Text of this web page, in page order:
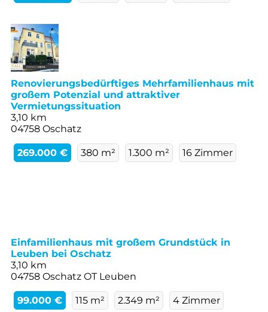
Renovierungsbedürftiges Mehrfamilienhaus mit
großem Potenzial und attraktiver
Vermietungssituation
3,10 km
04758 Oschatz
269.000 € 380 m² 1.300 m² 16 Zimmer
Einfamilienhaus mit großem Grundstück in
Leuben bei Oschatz
3,10 km
04758 Oschatz OT Leuben
99.000 € 115 m² 2.349 m² 4 Zimmer